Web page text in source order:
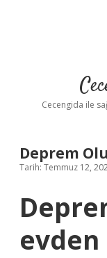
Cecengida ile
Deprem
Tarih: Temmuz 12,
evden